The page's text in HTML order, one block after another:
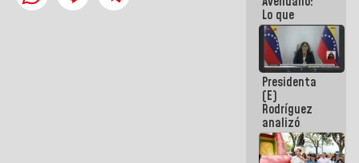
Lo que
vayas a
escribir
hazlo hoy
por que no
sabemos si
la semana
que viene
hay
programa
Presidenta
(E)
Rodríguez
analizó
junto a
gobernadores